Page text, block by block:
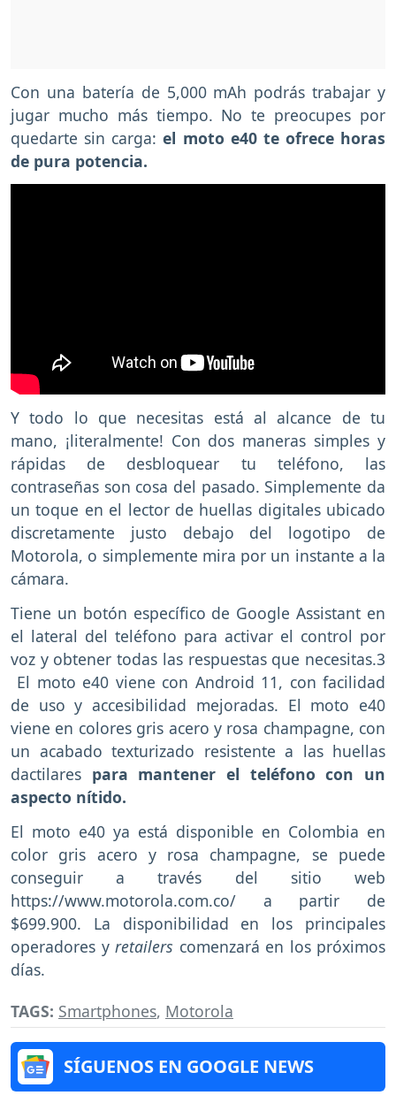
Con una batería de 5,000 mAh podrás trabajar y
jugar mucho más tiempo. No te preocupes por
quedarte sin carga:el moto e40 te ofrece horas
de pura potencia.
Y todo lo que necesitas está al alcance de tu
mano, ¡literalmente! Con dos maneras simples y
rápidas de desbloquear tu teléfono, las
contraseñas son cosa del pasado. Simplemente da
un toque en el lector de huellas digitales ubicado
discretamente justo debajo del logotipo de
Motorola, o simplemente mira por un instante a la
cámara.
Tiene un botón específico de Google Assistant en
el lateral del teléfono para activar el control por
voz y obtener todas las respuestas que necesitas.3
El moto e40 viene con Android 11, con facilidad
de uso y accesibilidad mejoradas. El moto e40
viene en colores gris acero y rosa champagne, con
un acabado texturizado resistente a las huellas
dactilares para mantener el teléfono con un
aspecto nítido.
El moto e40 ya está disponible en Colombia en
color gris acero y rosa champagne, se puede
conseguir a través del sitio web
https://www.motorola.com.co/ a partir de
$699.900. La disponibilidad en los principales
operadores y retailers comenzará en los próximos
días.
TAGS: Smartphones, Motorola
SÍGUENOS EN GOOGLE NEWS